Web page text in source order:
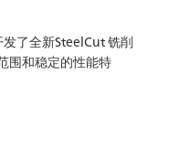
了全新SteelCut 铣削
围和稳定的性能特